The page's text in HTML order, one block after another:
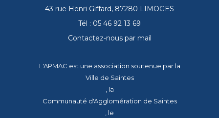
43 rue Henri Giffard, 87280 LIMOGES
Tél : 05 46 92 13 69
Contactez-nous par mail
L'APMAC est une association soutenue par la
Ville de Saintes
, la
Communauté d'Agglomération de Saintes
, le